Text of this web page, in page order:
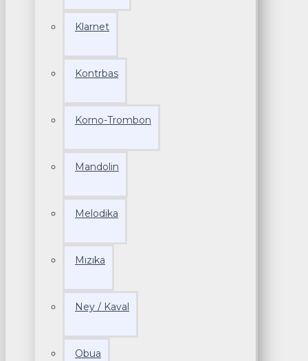
Klarnet
Kontrbas
Korno-Trombon
Mandolin
Melodika
Mızıka
Ney / Kaval
Obua